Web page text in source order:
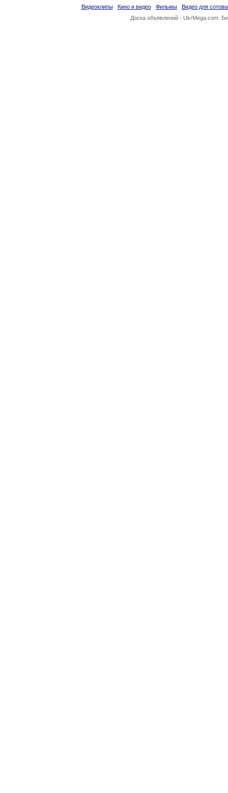
Видеоклипы Кино и видео Фильмы
Видео для
Доска объявлений - UkrMega.com.